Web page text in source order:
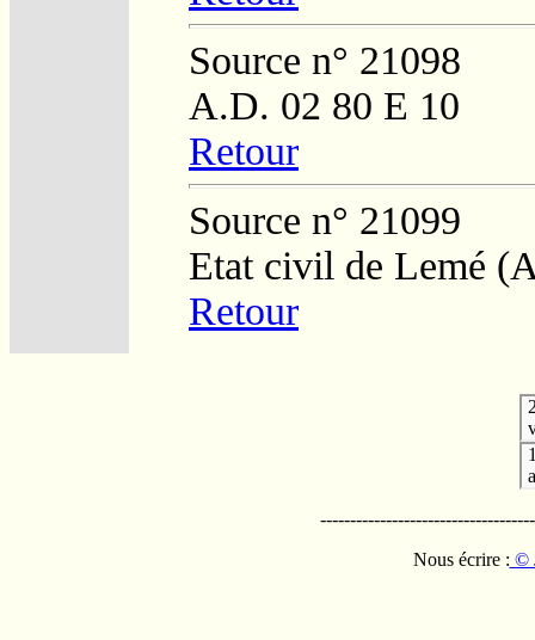
Source n° 21098
A.D. 02 80 E 10
Retour
Source n° 21099
Etat civil de Lemé
Retour
Nous écrire : ©